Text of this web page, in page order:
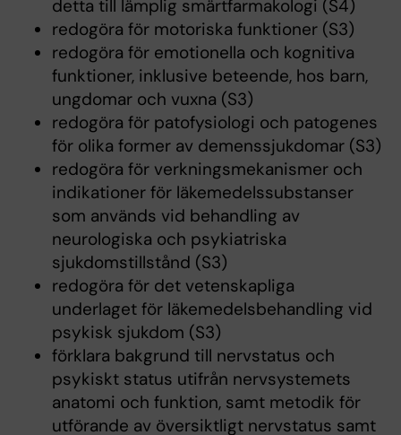
detta till lämplig smärtfarmakologi (S4)
redogöra för motoriska funktioner (S3)
redogöra för emotionella och kognitiva
funktioner, inklusive beteende, hos barn,
ungdomar och vuxna (S3)
redogöra för patofysiologi och patogenes
för olika former av demenssjukdomar (S3)
redogöra för verkningsmekanismer och
indikationer för läkemedelssubstanser
som används vid behandling av
neurologiska och psykiatriska
sjukdomstillstånd (S3)
redogöra för det vetenskapliga
underlaget för läkemedelsbehandling vid
psykisk sjukdom (S3)
förklara bakgrund till nervstatus och
psykiskt status utifrån nervsystemets
anatomi och funktion, samt metodik för
utförande av översiktligt nervstatus samt